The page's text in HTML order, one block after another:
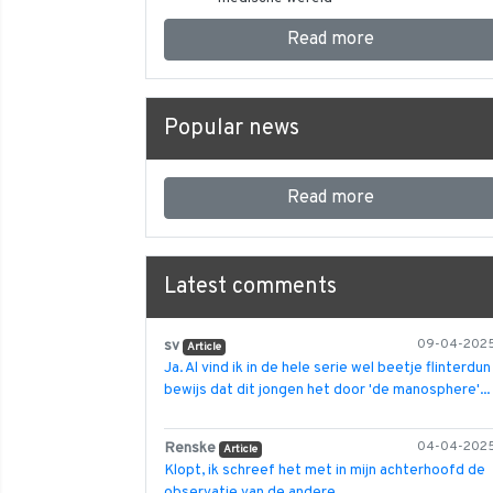
Read more
Popular news
Read more
Latest comments
09-04-
sv Article
Ja. Al vind ik in de hele serie wel beetje flinterdun
bewijs dat dit jongen het door 'de manosphere'...
04-04-
Renske Article
Klopt, ik schreef het met in mijn achterhoofd de